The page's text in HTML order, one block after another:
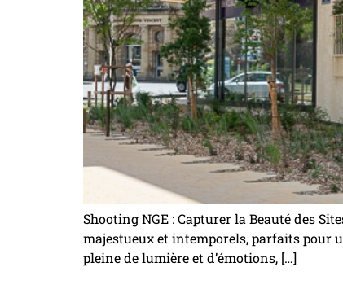
Shooting NGE : Capturer la Beauté des
majestueux et intemporels, parfaits pour
pleine de lumière et d’émotions, […]